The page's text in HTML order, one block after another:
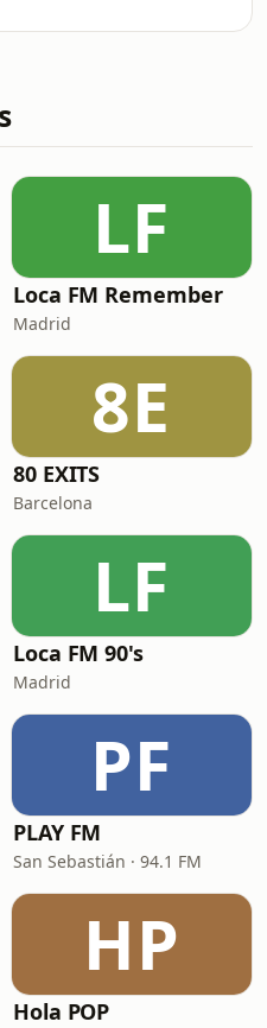
LF
Loca FM Remember
Madrid
8E
80 EXITS
Barcelona
LF
Loca FM 90's
Madrid
PF
PLAY FM
San Sebastián · 94.1 FM
HP
Hola POP